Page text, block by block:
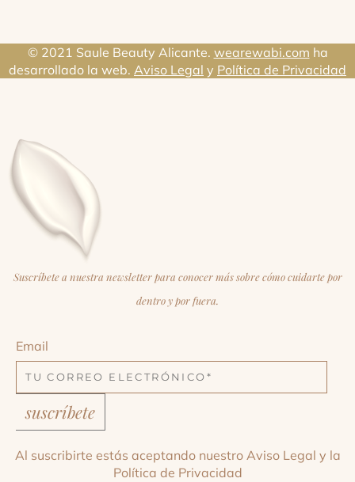
© 2021 Saule Beauty Alicante. wearewabi.com ha
desarrollado la web. Aviso Legal y Política de Privacidad
Suscríbete a nuestra newsletter para conocer más sobre cómo cuidarte por
dentro y por fuera.
Email
suscríbete
Al suscribirte estás aceptando nuestro Aviso Legal y la
Política de Privacidad